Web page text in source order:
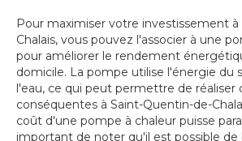
Pour maximiser votre investissement
Chalais, vous pouvez l'associer à une
pour améliorer le rendement
domicile. La pompe utilise l'énergie du
l'eau, ce qui peut permettre de réaliser
conséquentes à Saint-Quentin-de-
coût d'une pompe à chaleur puisse
important de noter qu'il est possible de